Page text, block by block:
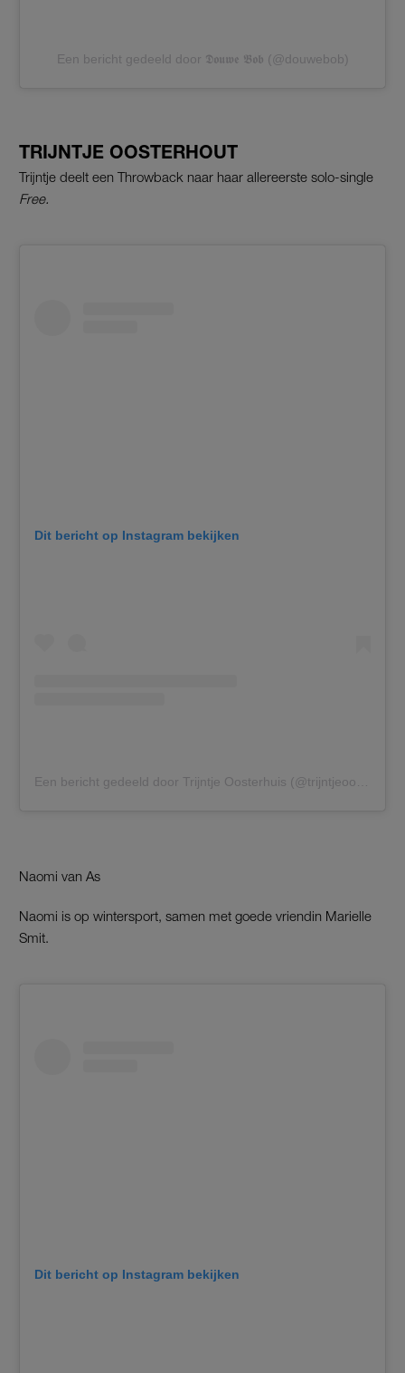
Een bericht gedeeld door 𝕯𝖔𝖚𝖜𝖊 𝕭𝖔𝖇 (@douwebob)
TRIJNTJE OOSTERHOUT
Trijntje deelt een Throwback naar haar allereerste solo-single
Free.
Dit bericht op Instagram bekijken
Naomi van As
Naomi is op wintersport, samen met goede vriendin Marielle
Smit.
Dit bericht op Instagram bekijken